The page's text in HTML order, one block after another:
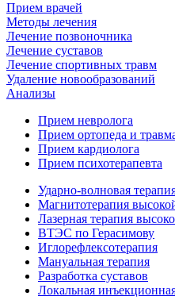
Прием врачей
Методы лечения
Лечение позвоночника
Лечение суставов
Лечение спортивных травм
Удаление новообразований
Анализы
Прием невролога
Прием ортопеда и
Прием кардиолога
Прием психотерапевта
Ударно-волновая
Магнитотерапия
Лазерная терапия
ВТЭС по Герасимову
Иглорефлексотерапия
Мануальная терапия
Разработка суставов
Локальная